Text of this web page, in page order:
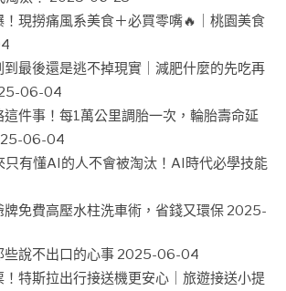
！現撈痛風系美食＋必買零嘴🔥｜桃園美食
到最後還是逃不掉現實｜減肥什麼的先吃再
06-04
這件事！每1萬公里調胎一次，輪胎壽命延
06-04
只有懂AI的人不會被淘汰！AI時代必學技能
免費高壓水柱洗車術，省錢又環保 2025-
說不出口的心事 2025-06-04
特斯拉出行接送機更安心｜旅遊接送小提